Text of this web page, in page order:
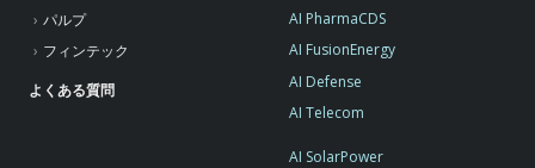
パルプ
フィンテック
よくある質問
AI PharmaCDS
AI FusionEnergy
AI Defense
AI Telecom
AI SolarPower